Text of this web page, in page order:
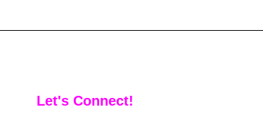
Let's Connect!